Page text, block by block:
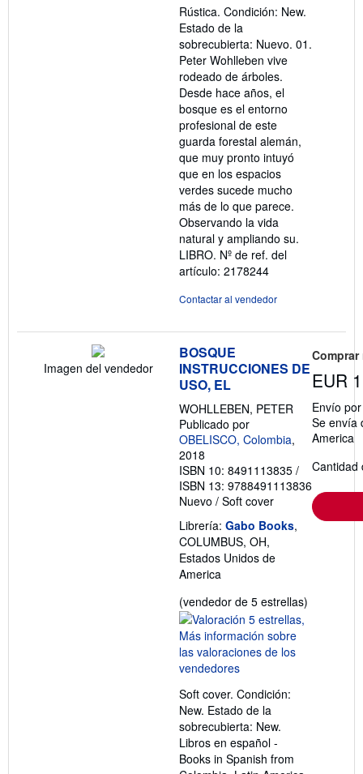
Rústica. Condición: New.
Estado de la
sobrecubierta: Nuevo. 01.
Peter Wohlleben vive
rodeado de árboles.
Desde hace años, el
bosque es el entorno
profesional de este
guarda forestal alemán,
que muy pronto intuyó
que en los espacios
verdes sucede mucho
más de lo que parece.
Observando la vida
natural y ampliando su.
LIBRO. Nº de ref. del
artículo: 2178244
Contactar al vendedor
Imagen del vendedor
BOSQUE
INSTRUCCIONES DE
USO, EL
WOHLLEBEN, PETER
Publicado por
OBELISCO, Colombia,
2018
ISBN 10: 8491113835 /
ISBN 13: 9788491113836
Nuevo / Soft cover
Librería: Gabo Books,
COLUMBUS, OH,
Estados Unidos de
America
(vendedor de 5 estrellas)
Soft cover. Condición:
New. Estado de la
sobrecubierta: New.
Libros en español -
Books in Spanish from
EUR
Envío
Se envía
America
Cantidad